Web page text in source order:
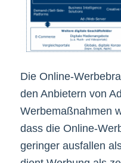
Die Online-
den Anbietern von
Werbemaßnahmen
dass die Online-
geringer ausfallen